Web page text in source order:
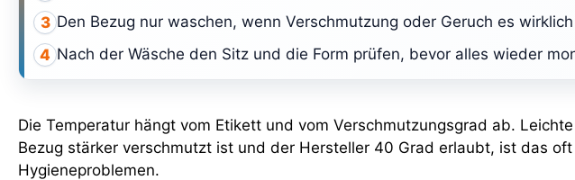
3 Den Bezug nur waschen, wenn Verschmutzung oder Geruch es
4 Nach der Wäsche den Sitz und die Form prüfen, bevor alles wieder
Die Temperatur hängt vom Etikett und vom Verschmutzungsgrad ab.
Bezug stärker verschmutzt ist und der Hersteller 40 Grad erlaubt, ist das
Hygieneproblemen.